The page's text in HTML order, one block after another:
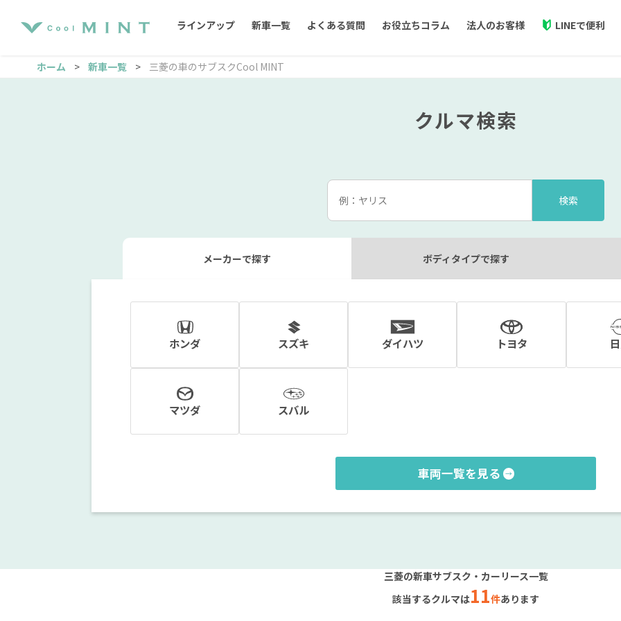
ラインアップ
どこよりもお得に新車に乗れる！
プラン詳細を見る ラインアップを見る
新車一覧
タフト フリード ライズ
SUV ホンダ
よくある質問 お役立ちコラム 法人のお客様 LINEで便利
ホーム 新車一覧 三菱の車のサブスクCool MINT
クルマ検索
メーカーで探す ボディタイプで探す
ホンダ スズキ ダイハツ トヨタ
マツダ スバル
車両一覧を見る
三菱の新車サブスク・カーリース一覧
該当するクルマは11件あります